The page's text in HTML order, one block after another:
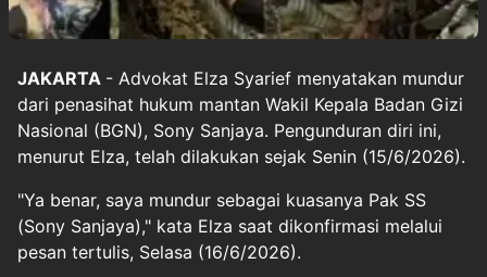
JAKARTA - Advokat Elza Syarief menyatakan mundur
dari penasihat hukum mantan Wakil Kepala Badan Gizi
Nasional (BGN), Sony Sanjaya. Pengunduran diri ini,
menurut Elza, telah dilakukan sejak Senin (15/6/2026).
"Ya benar, saya mundur sebagai kuasanya Pak SS
(Sony Sanjaya)," kata Elza saat dikonfirmasi melalui
pesan tertulis, Selasa (16/6/2026).